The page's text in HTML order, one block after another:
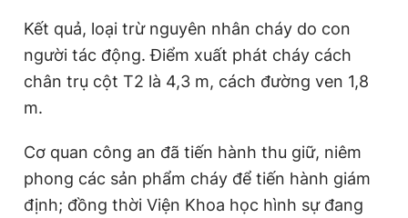
bản. Phát triển bởi ePi Technologies, JSC.
Kết quả, loại trừ nguyên nhân cháy do con
người tác động. Điểm xuất phát cháy cách
chân trụ cột T2 là 4,3 m, cách đường ven 1,8
m.
Cơ quan công an đã tiến hành thu giữ, niêm
phong các sản phẩm cháy để tiến hành giám
định; đồng thời Viện Khoa học hình sự đang